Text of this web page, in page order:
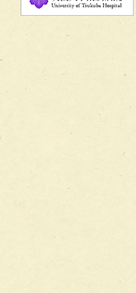
チーム08【地域関
チーム】
チーム09【術前か
チーム10【包括的